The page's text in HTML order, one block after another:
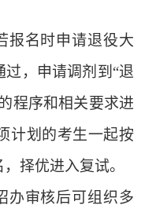
报名时申请退役大
，申请调剂到“退
程序和相关要求进
计划的考生一起按
择优进入复试。
办审核后可组织多